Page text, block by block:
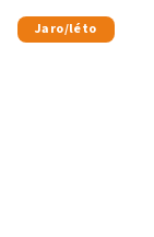
Jaro/léto